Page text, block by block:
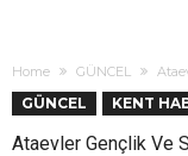
Home GÜNCEL
GÜNCEL KENT
Ataevler Gençlik Ve